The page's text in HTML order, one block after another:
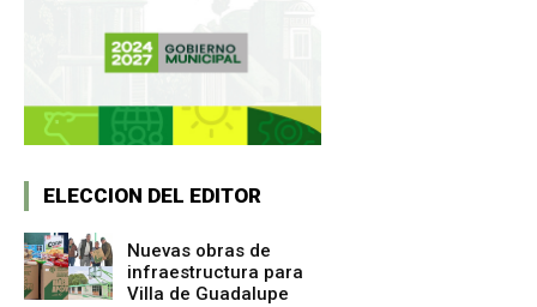
ELECCION DEL EDITOR
Nuevas obras de
infraestructura para
Villa de Guadalupe